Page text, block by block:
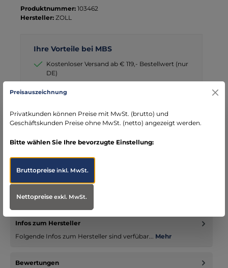
Produktnummer: 103462
Hersteller: ZOLL
Ihre Vorteile bei MBS
Kostenloser Versand ab € 119,- Bestellwert (nur
DE)
schneller Versand mit DHL
seit über 15 Jahren kompetenter Partner im
mit Qualität. Der AED 3 BLS ist mit EKG Life Anzeige
ausgerüst…Mehr
Infos zum Hersteller
Folgende Infos zum Hersteller sind verfübar... Mehr
Bewertungen
Preisauszeichnung
Privatkunden können Preise mit MwSt. (brutto) und
Geschäftskunden Preise ohne MwSt. (netto) angezeigt werden.
Bitte wählen Sie Ihre bevorzugte Einstellung:
Bruttopreiseinkl. MwSt.
Nettopreiseexkl. MwSt.